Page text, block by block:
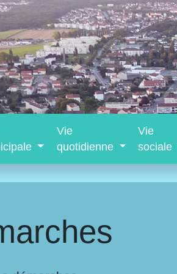
Vie
quotidienne
Vie
sociale